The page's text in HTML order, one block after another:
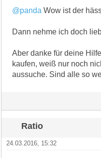
@panda Wow ist der
Dann nehme ich doch
Aber danke für deine
kaufen, weiß nur noch
aussuche. Sind alle so
Ratio
24.03.2016, 15:32